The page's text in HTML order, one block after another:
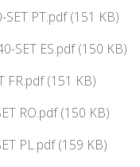
PT.pdf (151 KB)
SET ES.pdf (150 KB)
FR.pdf (151 KB)
RO.pdf (150 KB)
PL.pdf (159 KB)